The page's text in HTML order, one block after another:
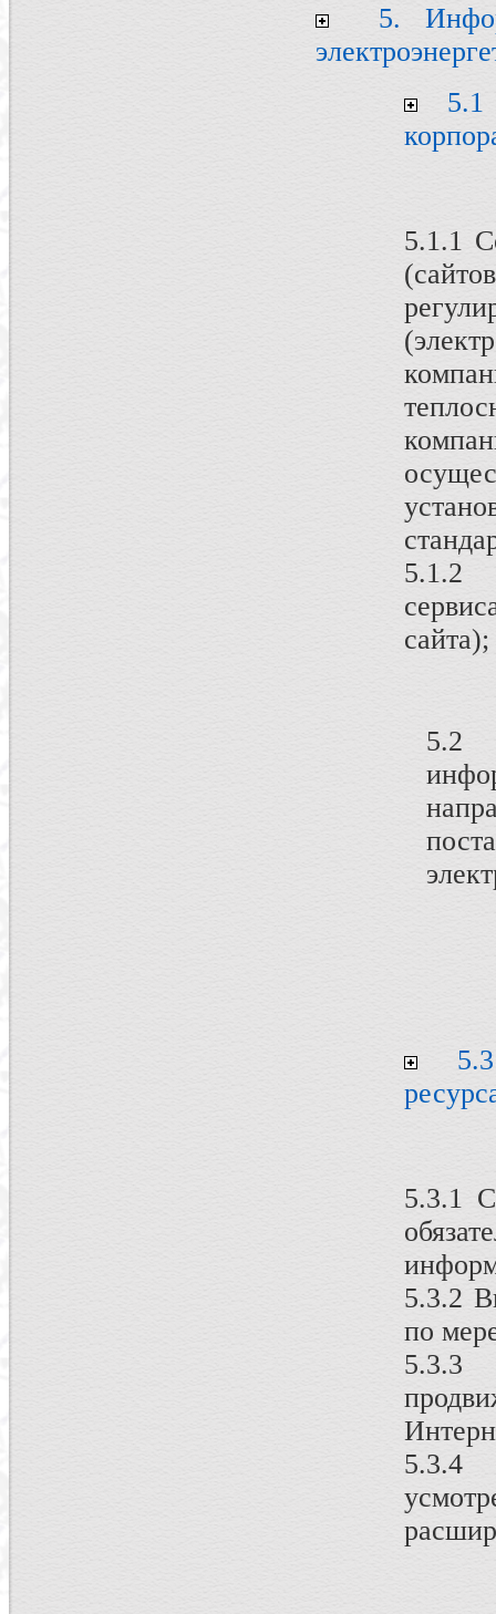
5.
5.1
5.1.1
5.1.2
сайта);
5.2
5.3.1
5.3.2
по
5.3.3
5.3.4